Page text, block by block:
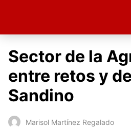
Sector de la
entre retos y
Sandino
Marisol Martínez Regalado